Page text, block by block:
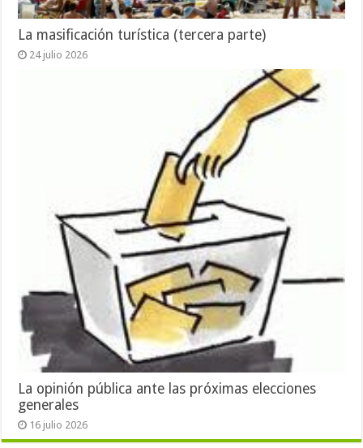
La masificación turística (tercera parte)
24 julio 2026
La opinión pública ante las próximas elecciones
generales
16 julio 2026